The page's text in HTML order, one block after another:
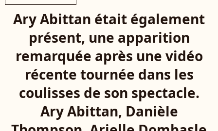
Ary Abittan était également
présent, une apparition
remarquée après une vidéo
récente tournée dans les
coulisses de son spectacle.
Ary Abittan, Danièle